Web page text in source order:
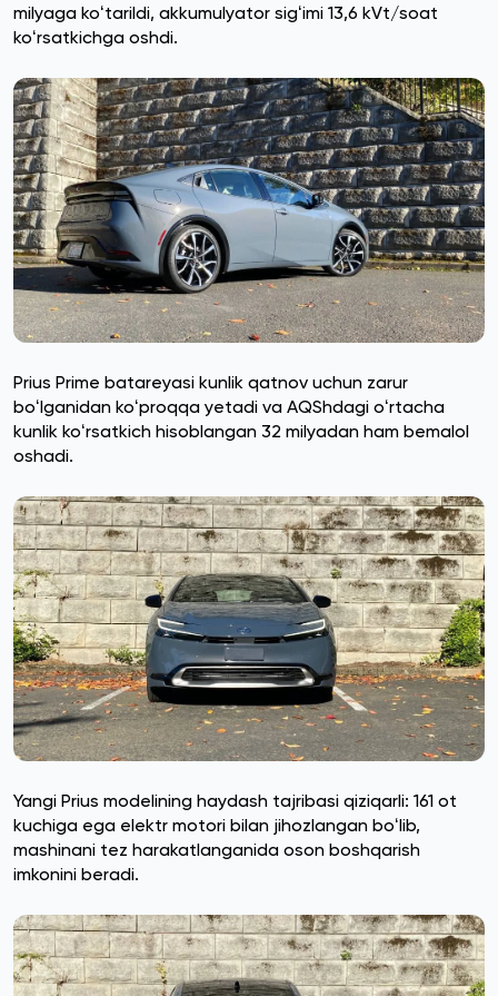
milyaga koʻtarildi, akkumulyator sigʻimi 13,6 kVt/soat
koʻrsatkichga oshdi.
Prius Prime batareyasi kunlik qatnov uchun zarur
boʻlganidan koʻproqqa yetadi va AQShdagi oʻrtacha
kunlik koʻrsatkich hisoblangan 32 milyadan ham bemalol
oshadi.
Yangi Prius modelining haydash tajribasi qiziqarli: 161 ot
kuchiga ega elektr motori bilan jihozlangan boʻlib,
mashinani tez harakatlanganida oson boshqarish
imkonini beradi.